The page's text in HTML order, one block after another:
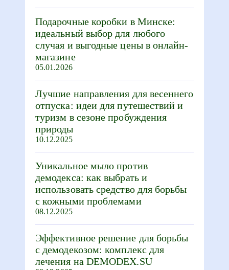
Подарочные коробки в Минске:
идеальный выбор для любого
случая и выгодные цены в онлайн-
магазине
05.01.2026
Лучшие направления для весеннего
отпуска: идеи для путешествий и
туризм в сезоне пробуждения
природы
10.12.2025
Уникальное мыло против
демодекса: как выбрать и
использовать средство для борьбы
с кожными проблемами
08.12.2025
Эффективное решение для борьбы
с демодекозом: комплекс для
лечения на DEMODEX.SU